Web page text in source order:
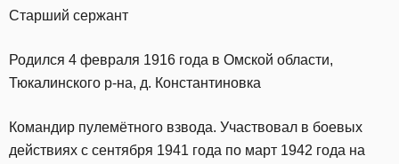
Старший сержант
Родился 4 февраля 1916 года в Омской области,
Тюкалинского р-на, д. Константиновка
Командир пулемётного взвода. Участвовал в боевых
действиях с сентября 1941 года по март 1942 года на